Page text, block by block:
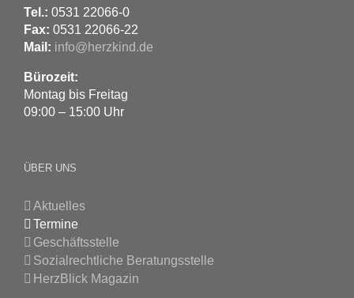
Tel.: 0531 22066-0
Fax: 0531 22066-22
Mail: info@herzkind.de
Bürozeit:
Montag bis Freitag
09:00 – 15:00 Uhr
ÜBER UNS
Aktuelles
Termine
Geschäftsstelle
Sozialrechtliche Beratungsstelle
HerzBlick Magazin